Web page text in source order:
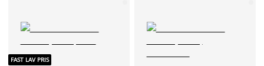
FAST LAV PRIS